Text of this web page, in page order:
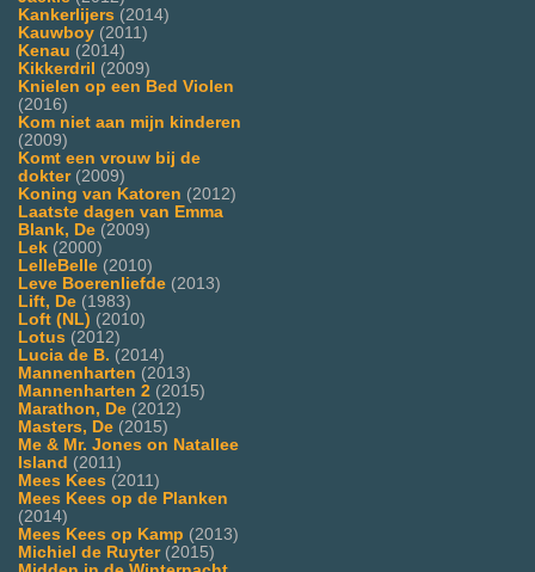
Kankerlijers (2014)
Kauwboy (2011)
Kenau (2014)
Kikkerdril (2009)
Knielen op een Bed Violen
(2016)
Kom niet aan mijn kinderen
(2009)
Komt een vrouw bij de
dokter(2009)
Koning van Katoren (2012)
Laatste dagen van Emma
Blank, De (2009)
Lek (2000)
LelleBelle (2010)
Leve Boerenliefde (2013)
Lift, De (1983)
Loft (NL) (2010)
Lotus (2012)
Lucia de B. (2014)
Mannenharten (2013)
Mannenharten 2 (2015)
Marathon, De (2012)
Masters, De (2015)
Me & Mr. Jones on Natallee
Island (2011)
Mees Kees (2011)
Mees Kees op de Planken
(2014)
Mees Kees op Kamp (2013)
Michiel de Ruyter(2015)